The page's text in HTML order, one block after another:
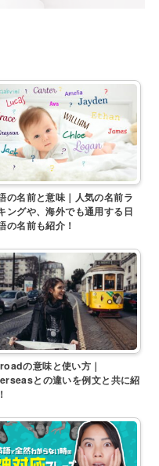
の名前と意味｜人気の名前ラ
ングや、海外でも通用する日
の名前も紹介！
の意味と使い方｜
との違いを例文と共に紹